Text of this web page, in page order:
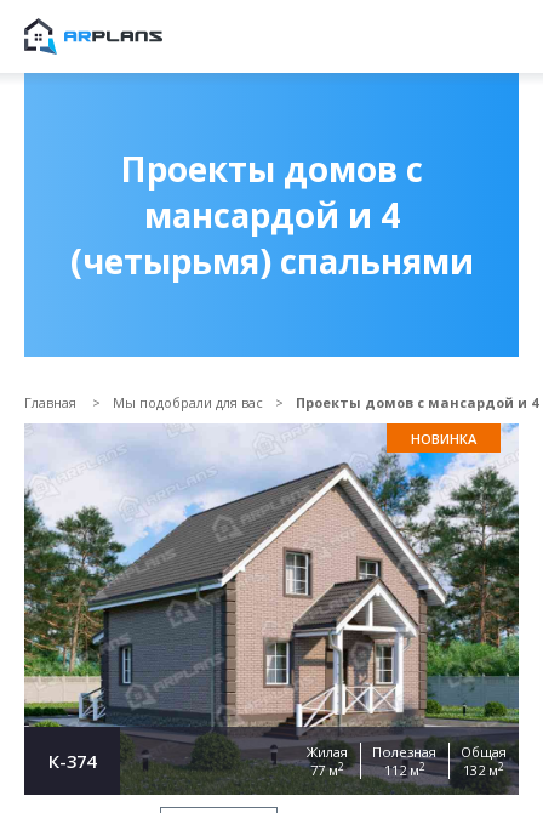
Проекты домов с
мансардой и 4
(четырьмя) спальнями
Главная Мы подобрали для вас
Проекты домов с мансардой и
НОВИНКА
К-374
Жилая
77 м2
Полезная
112 м2
Общая
132 м2
Прикрепить файл
Согласен на обработку персональных данных
This site is protected by reCAPTCHA and the GooglePrivacy PolicyandTerms of Service
ОТПРАВИТЬ